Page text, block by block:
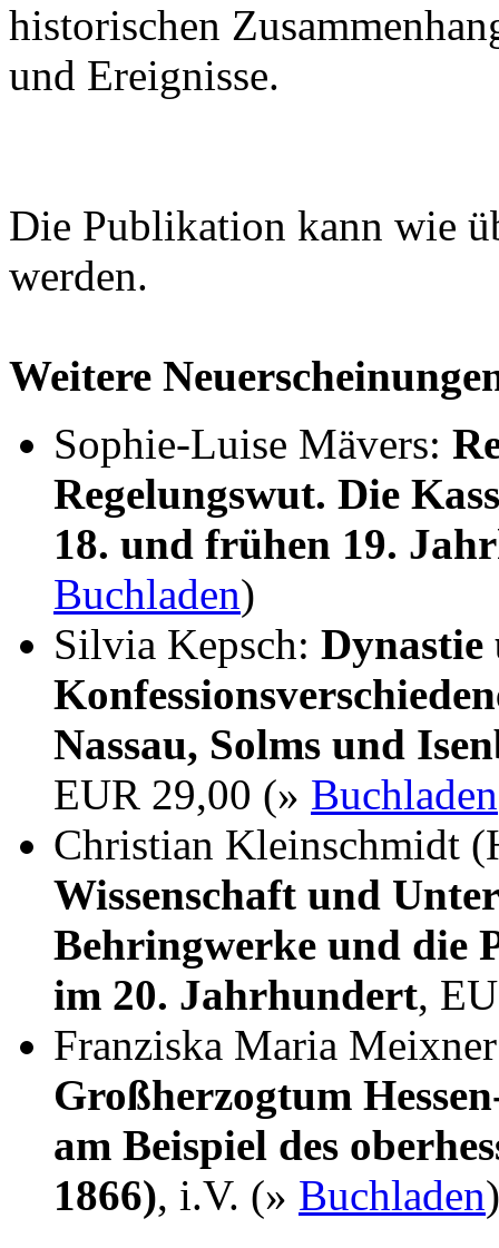
historischen
und Ereignisse.
Die Publikation kann wie
werden.
Weitere
Sophie-Luise Mävers:
Regelungswut. Die
18. und frühen 19.
Buchladen)
Silvia Kepsch: Dynastie
Nassau, Solms und
EUR 29,00 (» Buchladen
Christian Kleinschmidt
Wissenschaft und
Behringwerke und die
im 20. Jahrhundert,
Franziska Maria
Großherzogtum
am Beispiel des
1866), i.V. (» Buchladen)